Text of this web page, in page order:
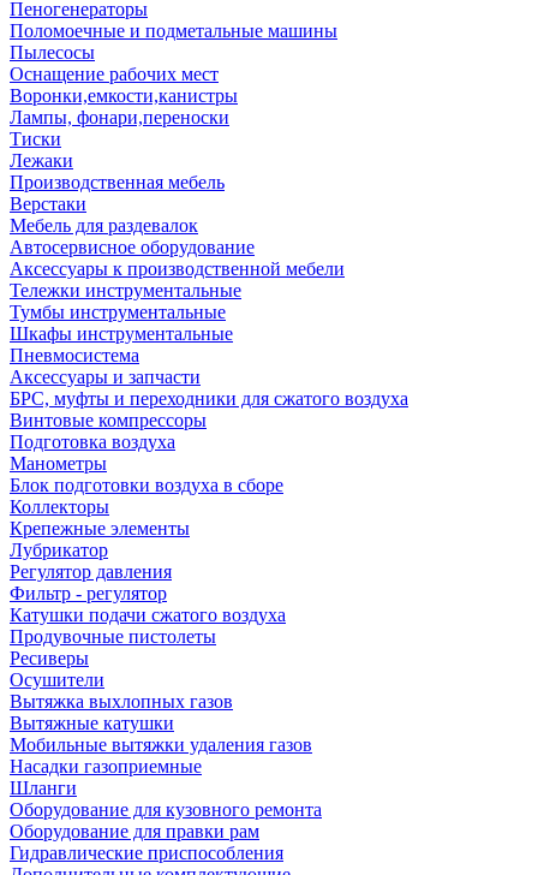
Пеногенераторы
Поломоечные и подметальные машины
Пылесосы
Оснащение рабочих мест
Воронки,емкости,канистры
Лампы, фонари,переноски
Тиски
Лежаки
Производственная мебель
Верстаки
Мебель для раздевалок
Автосервисное оборудование
Аксессуары к производственной мебели
Тележки инструментальные
Тумбы инструментальные
Шкафы инструментальные
Пневмосистема
Аксессуары и запчасти
БРС, муфты и переходники для сжатого воздуха
Винтовые компрессоры
Подготовка воздуха
Манометры
Блок подготовки воздуха в сборе
Коллекторы
Крепежные элементы
Лубрикатор
Регулятор давления
Фильтр - регулятор
Катушки подачи сжатого воздуха
Продувочные пистолеты
Ресиверы
Осушители
Вытяжка выхлопных газов
Вытяжные катушки
Мобильные вытяжки удаления газов
Насадки газоприемные
Шланги
Оборудование для кузовного ремонта
Оборудование для правки рам
Гидравлические приспособления